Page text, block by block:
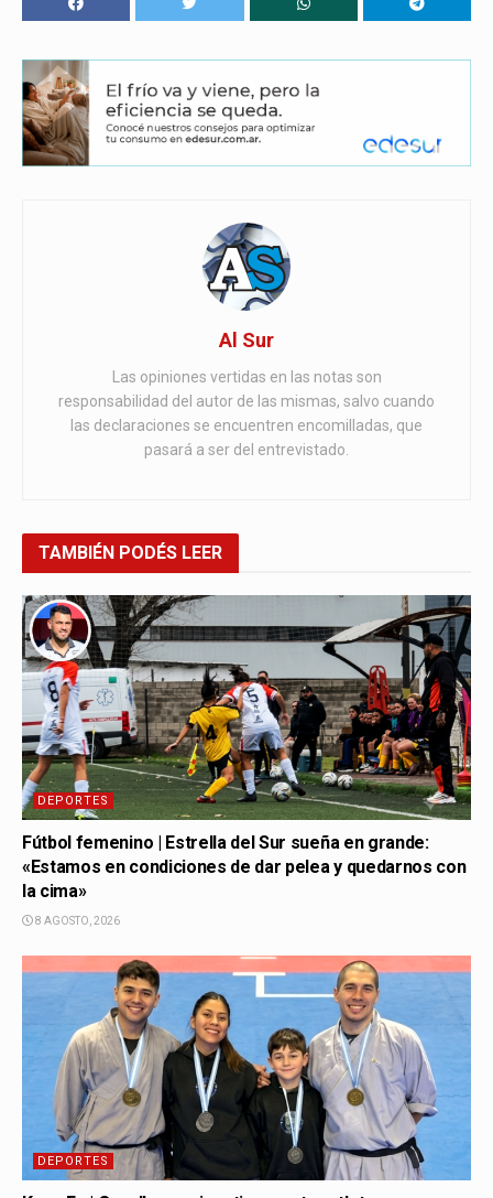
Al Sur
Las opiniones vertidas en las notas son
responsabilidad del autor de las mismas, salvo cuando
las declaraciones se encuentren encomilladas, que
pasará a ser del entrevistado.
TAMBIÉN PODÉS LEER
DEPORTES
Fútbol femenino | Estrella del Sur sueña en grande:
«Estamos en condiciones de dar pelea y quedarnos con
la cima»
8 AGOSTO, 2026
DEPORTES